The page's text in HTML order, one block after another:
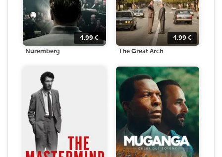
4.99€
Nuremberg
4.99 €
The Great Arch